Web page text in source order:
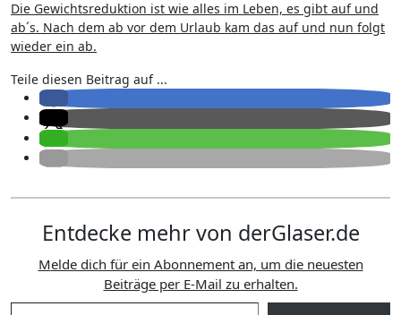
Die Gewichtsreduktion ist wie alles im Leben, es gibt auf und
ab´s. Nach dem ab vor dem Urlaub kam das auf und nun folgt
wieder ein ab.
Teile diesen Beitrag auf ...
Entdecke mehr von derGlaser.de
Melde dich für ein Abonnement an, um die neuesten
Beiträge per E-Mail zu erhalten.
Gib deine E-Mail-Adresse ein ...